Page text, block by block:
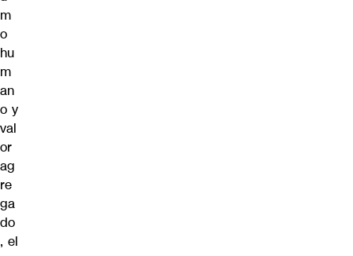
m
o
hu
m
an
o y
val
or
ag
re
ga
do
, el